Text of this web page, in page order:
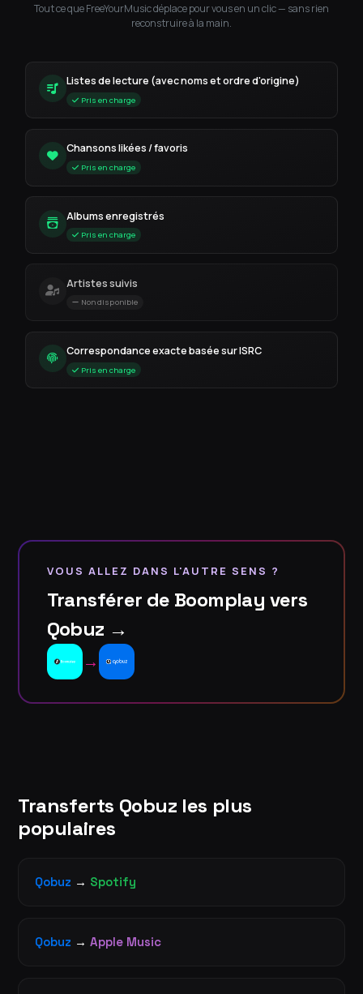
Tout ce que FreeYourMusic déplace pour vous en un clic — sans rien
reconstruire à la main.
Listes de lecture (avec noms et ordre d'origine)
Pris en charge
Chansons likées / favoris
Pris en charge
Albums enregistrés
Pris en charge
Artistes suivis
Non disponible
Correspondance exacte basée sur ISRC
Pris en charge
VOUS ALLEZ DANS L'AUTRE SENS ?
Transférer de Boomplay vers
Qobuz →
→
Transferts Qobuz les plus
populaires
Qobuz → Spotify
Qobuz → Apple Music